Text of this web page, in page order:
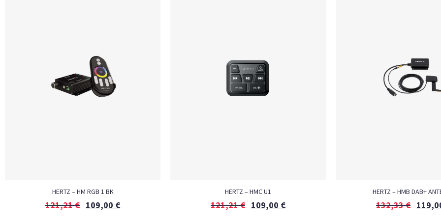
HERTZ – HM RGB 1 BK
121,21€ 109,00 €
HERTZ – HMC U1
121,21€ 109,00 €
HERTZ – HMB DAB+
132,33€